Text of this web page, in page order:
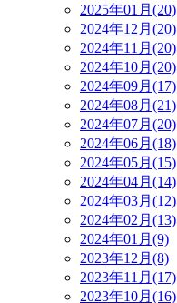
2025年01月(20)
2024年12月(20)
2024年11月(20)
2024年10月(20)
2024年09月(17)
2024年08月(21)
2024年07月(20)
2024年06月(18)
2024年05月(15)
2024年04月(14)
2024年03月(12)
2024年02月(13)
2024年01月(9)
2023年12月(8)
2023年11月(17)
2023年10月(16)